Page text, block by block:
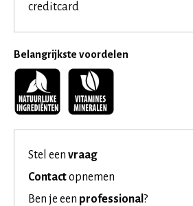
creditcard
Belangrijkste voordelen
Stel een vraag
Contactopnemen
Ben je een professional ?